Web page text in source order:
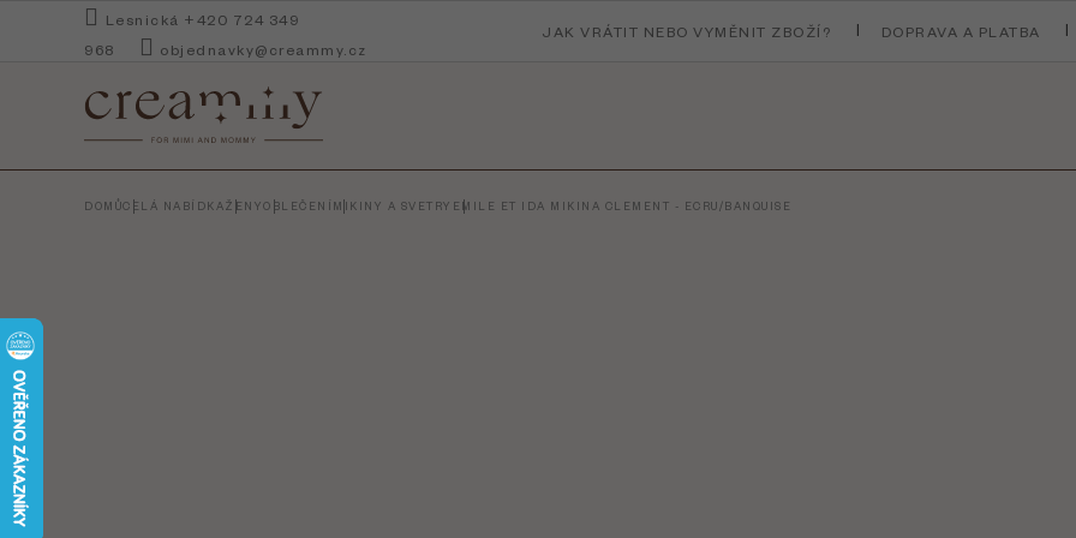
Lesnická +420 724 349
968
objednavky@creammy.cz
JAK VRÁTIT NEBO VYMĚNIT ZBOŽÍ? DOPRAVA A PLATBA
DOMŮCELÁ NABÍDKAŽENYOBLEČENÍ MIKINY A SVETRY EMILE ET IDA MIKINA CLEMENT - ECRU/BANQUISE